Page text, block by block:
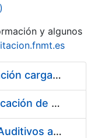
y algunos
Pliego condiciones optimización cargas compras firmado
Acuerdo marco para la fabricación de piezas
Suministro de Protectores Auditivos a medida para las personas trabajadoras de los Centros de Trabajo de Madrid y Burgos